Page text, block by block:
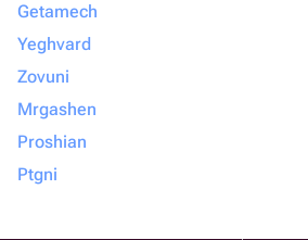
Getamech
Yeghvard
Zovuni
Mrgashen
Proshian
Ptgni